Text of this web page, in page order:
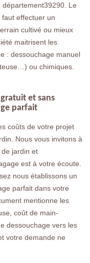
département39290. Le
faut effectuer un
cultivé ou mieux
maitrisent les
: dessouchage manuel
ou chimiques.
et sans
parfait
coûts de votre projet
Nous vous invitons à
de jardin et
est à votre écoute.
nous établissons un
parfait dans votre
mentionne les
coût de main-
dessouchage vers les
votre demande ne